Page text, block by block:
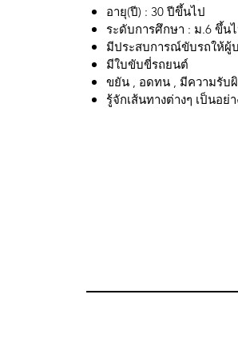
อายุ(ปี) : 30 ปีขึ้นไป
ระดับการศึกษา : ม.6 ขึ้น
มีประสบการณ์ขับรถให้ผู้
มีใบขับขี่รถยนต์
ขยัน , อดทน , มีความรับ
รู้จักเส้นทางต่างๆ เป็นอย่